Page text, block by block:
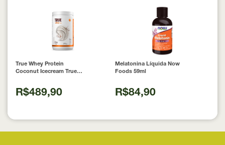
True Whey Protein
Coconut Icecream True
R$489,90
Melatonina Líquida Now
Foods 59ml
R$84,90